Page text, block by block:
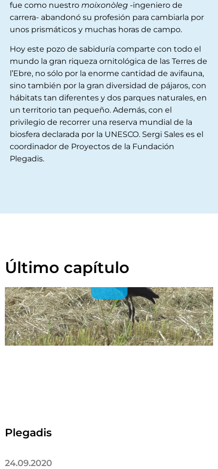
fue como nuestro moixonòleg -ingeniero de
carrera- abandonó su profesión para cambiarla por
unos prismáticos y muchas horas de campo.
Hoy este pozo de sabiduría comparte con todo el
mundo la gran riqueza ornitológica de las Terres de
l’Ebre, no sólo por la enorme cantidad de avifauna,
sino también por la gran diversidad de pájaros, con
hábitats tan diferentes y dos parques naturales, en
un territorio tan pequeño. Además, con el
privilegio de recorrer una reserva mundial de la
biosfera declarada por la UNESCO. Sergi Sales es el
coordinador de Proyectos de la Fundación
Plegadis.
Último capítulo
Plegadis
24.09.2020